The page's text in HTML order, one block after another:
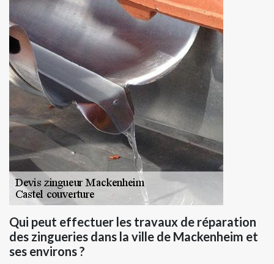
Qui peut effectuer les travaux de réparation
des zingueries dans la ville de Mackenheim et
ses environs ?